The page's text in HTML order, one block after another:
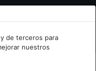
de terceros para
nuestros